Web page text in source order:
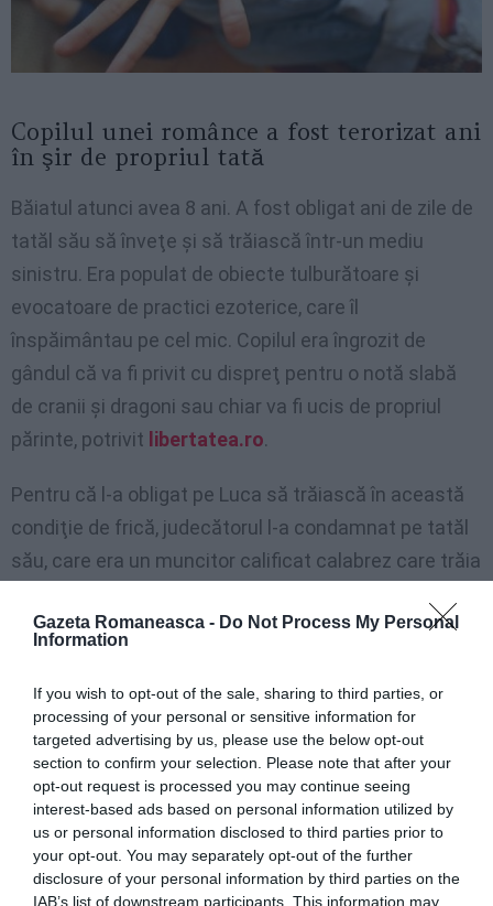
Gazeta Romaneasca - Do Not Process My Personal
Information
If you wish to opt-out of the sale, sharing to third parties, or
processing of your personal or sensitive information for
targeted advertising by us, please use the below opt-out
section to confirm your selection. Please note that after your
opt-out request is processed you may continue seeing
interest-based ads based on personal information utilized by
us or personal information disclosed to third parties prior to
your opt-out. You may separately opt-out of the further
disclosure of your personal information by third parties on the
IAB’s list of downstream participants. This information may
Copilul unei românce a fost terorizat ani
în şir de propriul tată
Băiatul atunci avea 8 ani. A fost obligat ani de zile de
tatăl său să înveţe şi să trăiască într-un mediu
sinistru. Era populat de obiecte tulburătoare şi
evocatoare de practici ezoterice, care îl
înspăimântau pe cel mic. Copilul era îngrozit de
gândul că va fi privit cu dispreţ pentru o notă slabă
de cranii şi dragoni sau chiar va fi ucis de propriul
părinte, potrivit libertatea.ro.
Pentru că l-a obligat pe Luca să trăiască în această
condiţie de frică, judecătorul l-a condamnat pe tatăl
său, care era un muncitor calificat calabrez care trăia
e de maltratare în familie şi ameninţări agravate şi la
Pedeapsa a fost mai severă decât cea cerută de
procuror, care propusese doi ani şi opt luni de
închisoare. Bărbatul şi-a pierdut şi autoritatea
părintească asupra fiului său.
Pentru că a încercat să-l salveze pe Luca din climatul